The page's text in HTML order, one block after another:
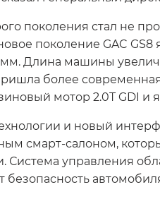
поколения стал не
поколение GAC
Длина машины
более современная
мотор 2.0T GDI и
и новый
смарт-салоном,
Система управления
безопасность